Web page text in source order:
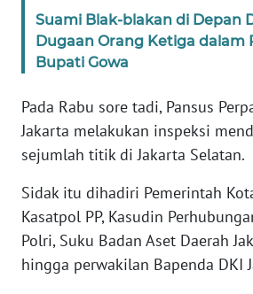
Suami Blak-blakan di Depan
Dugaan Orang Ketiga dalam
Bupati Gowa
Pada Rabu sore tadi, Pansus
Jakarta melakukan inspeksi
sejumlah titik di Jakarta Selatan.
Sidak itu dihadiri Pemerintah
Kasatpol PP, Kasudin
Polri, Suku Badan Aset Daerah
hingga perwakilan Bapenda DKI
WN
JABAR
BANTEN
WN
WN
KEPRI